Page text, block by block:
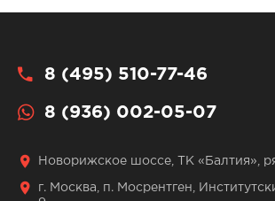
8 (495) 510-77-46
8 (936) 002-05-07
Новорижское шоссе, ТК «Балтия»,
г. Москва, п. Мосрентген,